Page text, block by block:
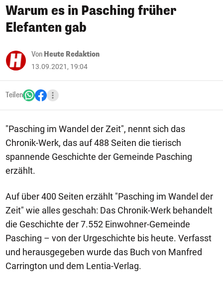
Warum es in Pasching früher
Elefanten gab
Von Heute Redaktion
13.09.2021, 19:04
Teilen
"Pasching im Wandel der Zeit", nennt sich das
Chronik-Werk, das auf 488 Seiten die tierisch
spannende Geschichte der Gemeinde Pasching
erzählt.
Auf über 400 Seiten erzählt "Pasching im Wandel der
Zeit" wie alles geschah: Das Chronik-Werk behandelt
die Geschichte der 7.552 Einwohner-Gemeinde
Pasching – von der Urgeschichte bis heute. Verfasst
und herausgegeben wurde das Buch von Manfred
Carrington und dem Lentia-Verlag.